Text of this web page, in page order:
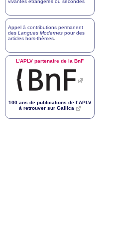
vivantes étrangères ou secondes
Appel à contributions permanent
des Langues Modernes pour des
articles hors-thèmes
L’APLV partenaire de la BnF
100 ans de publications de l’APLV
à retrouver sur Gallica